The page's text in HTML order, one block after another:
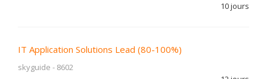
10 jours
IT Application Solutions Lead (80-100%)
skyguide - 8602